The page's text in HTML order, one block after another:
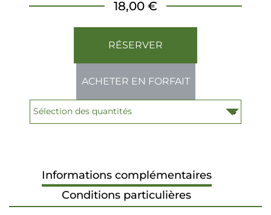
RÉSERVER
ACHETER EN FORFAIT
18,00 €
Informations complémentaires
Conditions particulières